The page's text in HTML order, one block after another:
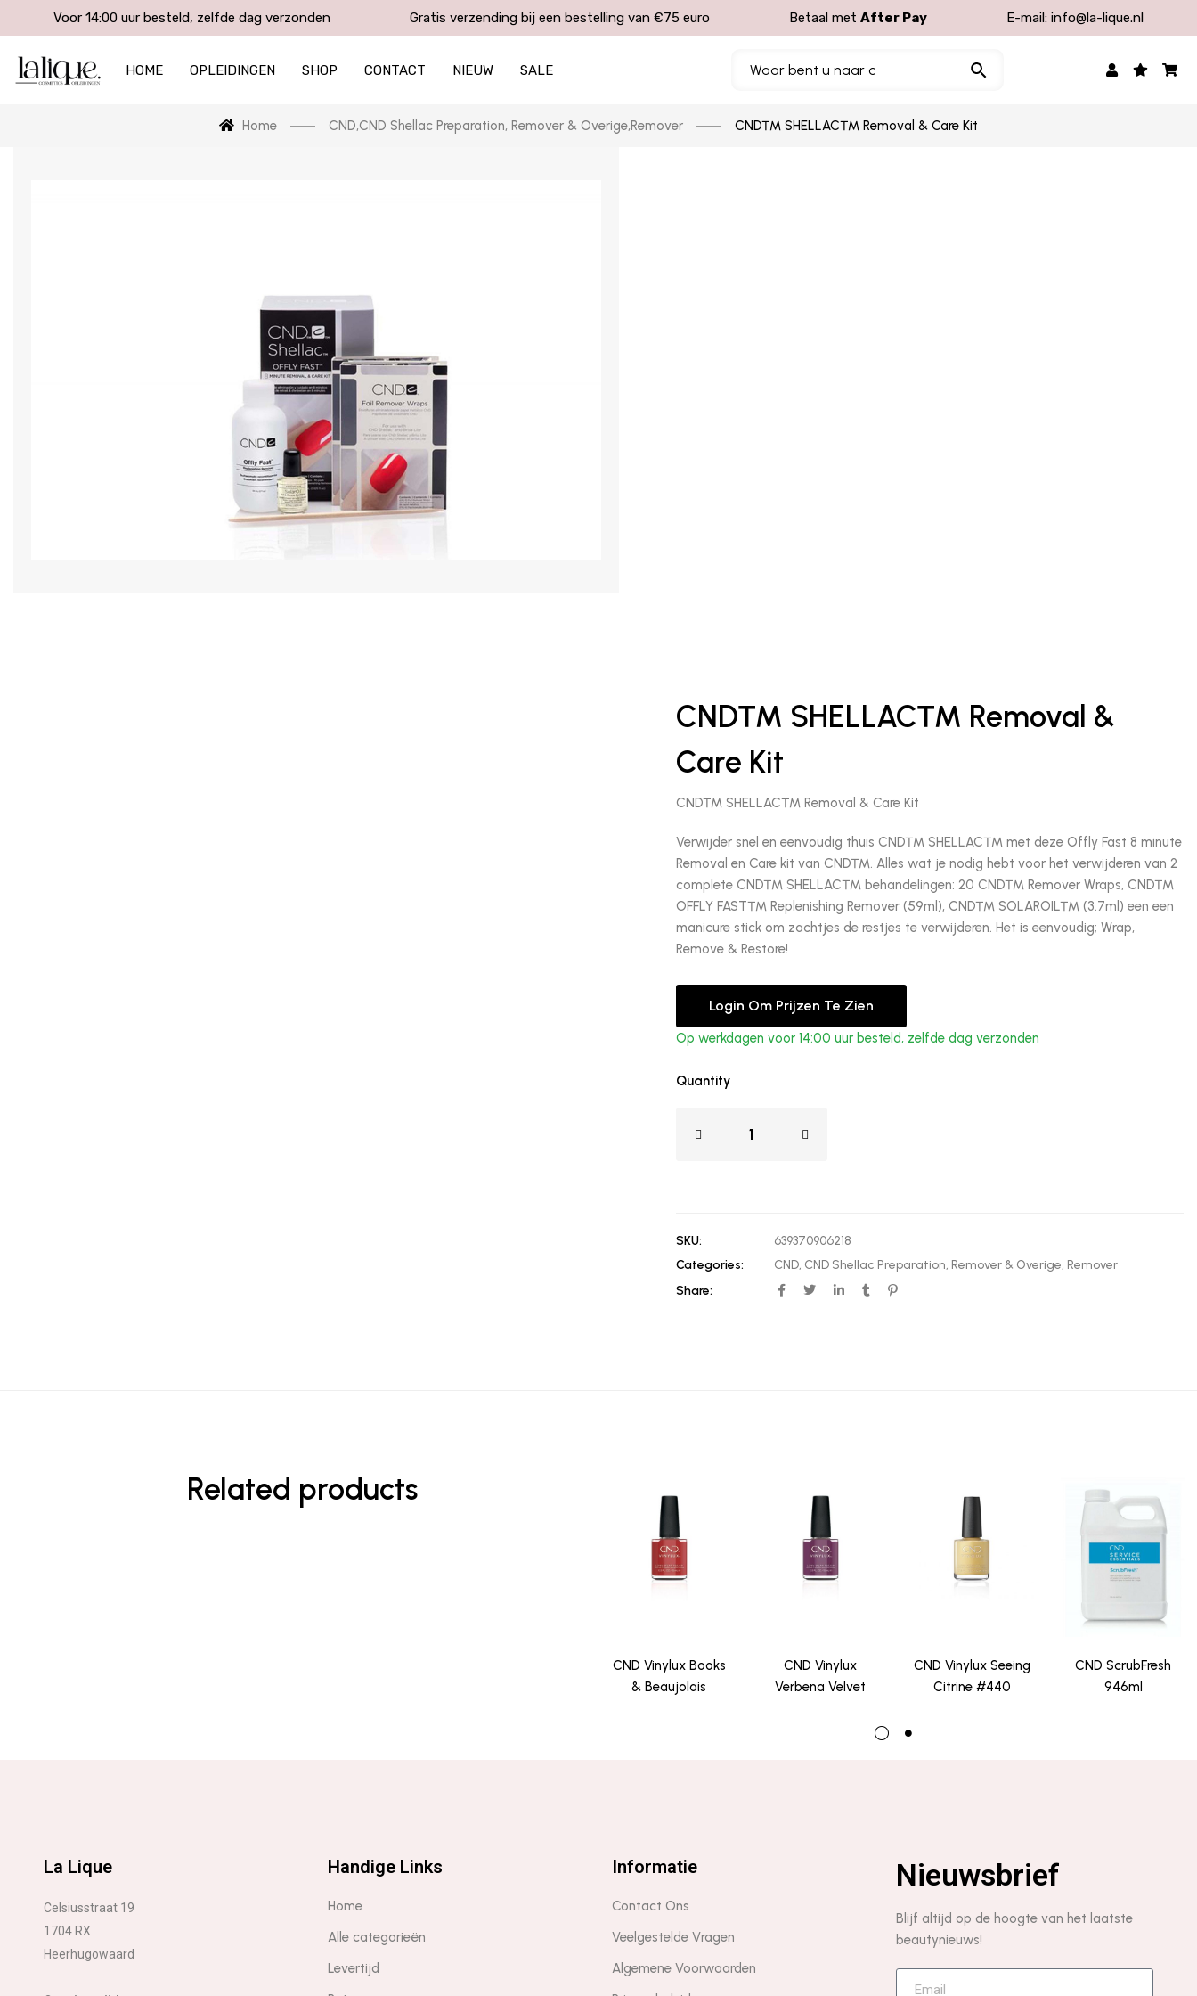
Voor 14:00 uur besteld, zelfde dag verzonden Gratis verzending bij een bestelling van €75 euro Betaal metAfter Pay E-mail:info@la-lique.nl
HOME OPLEIDINGEN SHOP CONTACT NIEUW SALE
Home CND,CND Shellac Preparation, Remover & Overige,Remover CND™ SHELLAC™ Removal & Care Kit
CND™ SHELLAC™ Removal &
Care Kit
CND™ SHELLAC™ Removal & Care Kit
Verwijder snel en eenvoudig thuis CND™ SHELLAC™ met deze Offly Fast 8 minute
Removal en Care kit van CND™. Alles wat je nodig hebt voor het verwijderen van 2
complete CND™ SHELLAC™ behandelingen: 20 CND™ Remover Wraps, CND™
OFFLY FAST™ Replenishing Remover (59ml), CND™ SOLAROIL™ (3.7ml) een een
manicure stick om zachtjes de restjes te verwijderen. Het is eenvoudig; Wrap,
Remove & Restore!
Login Om Prijzen Te Zien
Op werkdagen voor 14:00 uur besteld, zelfde dag verzonden
Quantity
SKU:
639370906218
Categories:
CND, CND Shellac Preparation, Remover & Overige, Remover
Share:
Related products
CND Vinylux Books
& Beaujolais
CND Vinylux
Verbena Velvet
CND Vinylux Seeing
Citrine #440
CND ScrubFresh
946ml
La Lique
Celsiusstraat 19
1704 RX
Heerhugowaard
Handige Links
Home
Alle categorieën
Levertijd
Informatie
Contact Ons
Veelgestelde Vragen
Algemene Voorwaarden
Nieuwsbrief
Blijf altijd op de hoogte van het laatste
beautynieuws!